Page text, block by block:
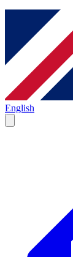
English